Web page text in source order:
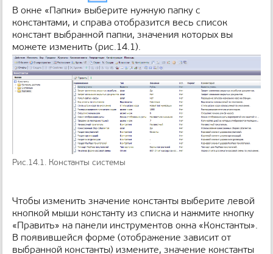
ц
ы
В окне «Папки» выберите нужную папку с
константами, и справа отобразится весь список
констант выбранной папки, значения которых вы
можете изменить (рис.14.1).
Рис.14.1. Константы системы
Чтобы изменить значение константы выберите левой
кнопкой мыши константу из списка и нажмите кнопку
«Править» на панели инструментов окна «Константы».
В появившейся форме (отображение зависит от
выбранной константы) измените, значение константы